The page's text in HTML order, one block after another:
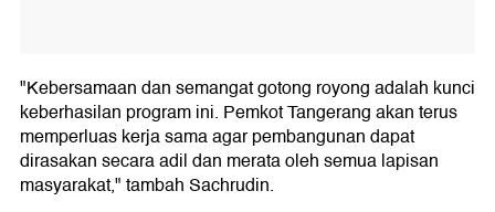
"Kebersamaan dan semangat gotong royong adalah kunci
keberhasilan program ini. Pemkot Tangerang akan terus
memperluas kerja sama agar pembangunan dapat
dirasakan secara adil dan merata oleh semua lapisan
masyarakat," tambah Sachrudin.